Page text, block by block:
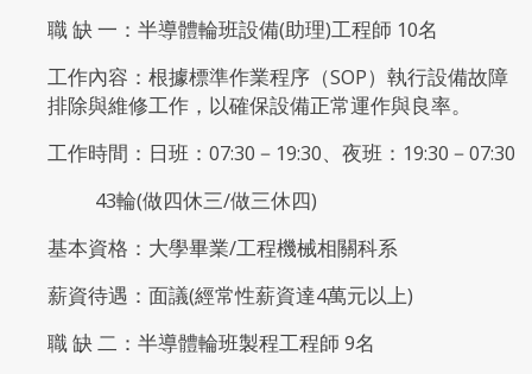
職 缺 一：半導體輪班設備(助理)工程師 10名
工作內容：根據標準作業程序（SOP）執行設備故障
排除與維修工作，以確保設備正常運作與良率。
工作時間：日班：07:30－19:30、夜班：19:30－07:30
43輪(做四休三/做三休四)
基本資格：大學畢業/工程機械相關科系
薪資待遇：面議(經常性薪資達4萬元以上)
職 缺 二：半導體輪班製程工程師 9名